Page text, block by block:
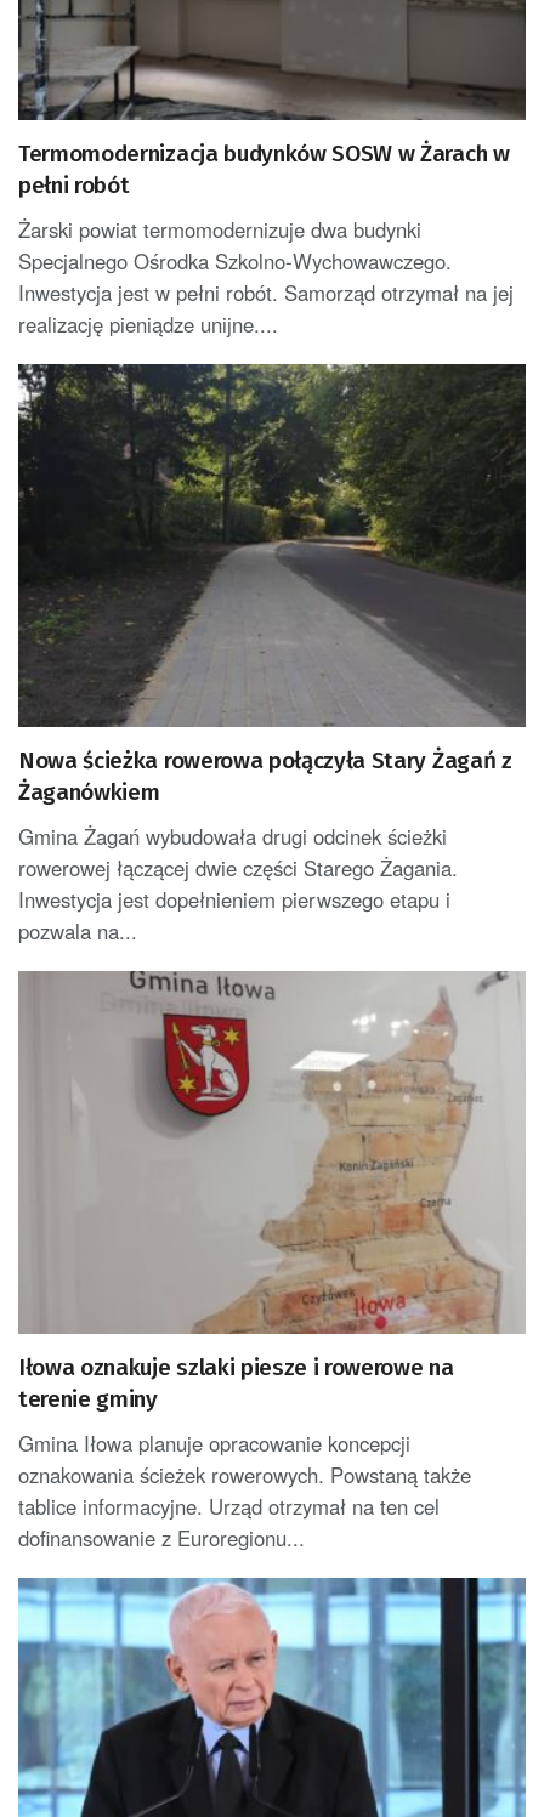
Termomodernizacja budynków SOSW w Żarach w
pełni robót
Żarski powiat termomodernizuje dwa budynki
Specjalnego Ośrodka Szkolno-Wychowawczego.
Inwestycja jest w pełni robót. Samorząd otrzymał na jej
realizację pieniądze unijne....
Nowa ścieżka rowerowa połączyła Stary Żagań z
Żaganówkiem
Gmina Żagań wybudowała drugi odcinek ścieżki
rowerowej łączącej dwie części Starego Żagania.
Inwestycja jest dopełnieniem pierwszego etapu i
pozwala na...
Iłowa oznakuje szlaki piesze i rowerowe na
terenie gminy
Gmina Iłowa planuje opracowanie koncepcji
oznakowania ścieżek rowerowych. Powstaną także
tablice informacyjne. Urząd otrzymał na ten cel
dofinansowanie z Euroregionu...